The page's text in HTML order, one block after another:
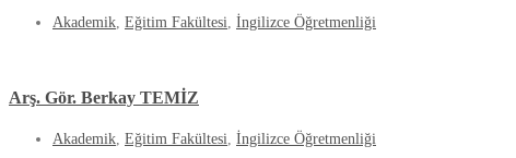
Akademik, Eğitim Fakültesi, İngilizce Öğretmenliği
Arş. Gör. Berkay TEMİZ
Akademik Eğitim Fakültesi İngilizce Öğretmenliği